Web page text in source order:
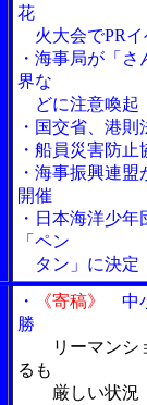
花
火大会でPRイ
・海事局が「
界な
どに注意喚起
・国交省、港
・船員災害防
・海事振興連
開催
・日本海洋少
「ペン
タン」に決定
・ 《寄稿》
中
勝
リーマンシ
るも
厳しい状況